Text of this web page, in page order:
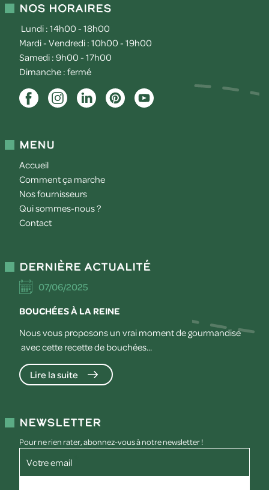
Nos horaires
Lundi : 14h00 - 18h00
Mardi - Vendredi : 10h00 - 19h00
Samedi : 9h00 - 17h00
Dimanche : fermé
Menu
Accueil
Comment ça marche
Nos fournisseurs
Qui sommes-nous ?
Contact
Dernière actualité
07/06/2025
BOUCHÉES À LA REINE
Nous vous proposons un vrai moment de gourmandise
avec cette recette de bouchées...
Lire la suite
Newsletter
Pour ne rien rater, abonnez-vous à notre newsletter !
Votre email